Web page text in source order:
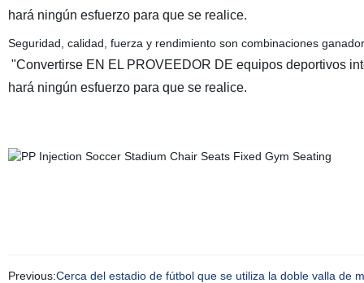
hará ningún esfuerzo para que se realice.
Seguridad, calidad, fuerza y rendimiento son combinaciones
"Convertirse EN EL PROVEEDOR DE equipos deportivos
hará ningún esfuerzo para que se realice.
Previous:Cerca del estadio de fútbol que se utiliza la doble valla de